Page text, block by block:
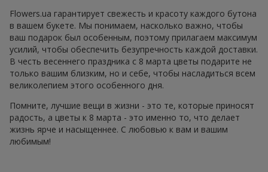
Flowers.ua гарантирует свежесть и красоту каждого бутона
в вашем букете. Мы понимаем, насколько важно, чтобы
ваш подарок был особенным, поэтому прилагаем максимум
усилий, чтобы обеспечить безупречность каждой доставки.
В честь весеннего праздника с 8 марта цветы подарите не
только вашим близким, но и себе, чтобы насладиться всем
великолепием этого особенного дня.
Помните, лучшие вещи в жизни - это те, которые приносят
радость, а цветы к 8 марта - это именно то, что делает
жизнь ярче и насыщеннее. С любовью к вам и вашим
любимым!